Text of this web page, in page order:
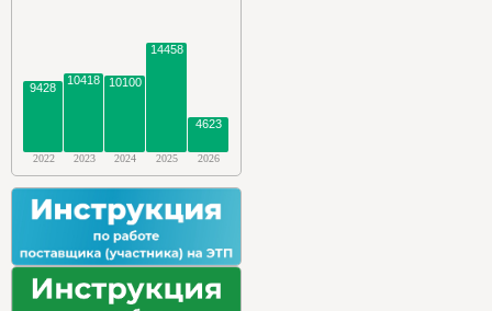
9428
10418 10100
14458
4623
2022 2023 2024 2025 2026